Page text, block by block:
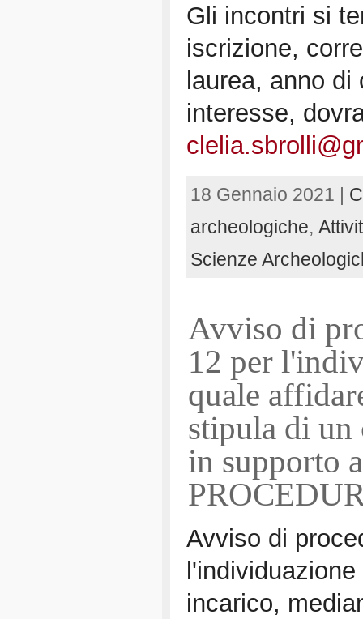
Gli incontri si
iscrizione,
laurea, anno di
interesse,
18 Gennaio 2021 |
archeologiche,
Scienze
Avviso di
12 per
quale
stipula di
in supporto
Avviso di
incarico,